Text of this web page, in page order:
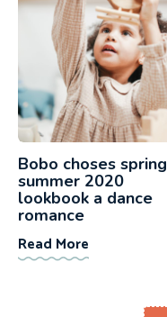
Bobo choses spring
summer 2020
lookbook a dance
romance
Read More